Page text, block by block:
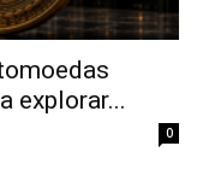
explorar...
0